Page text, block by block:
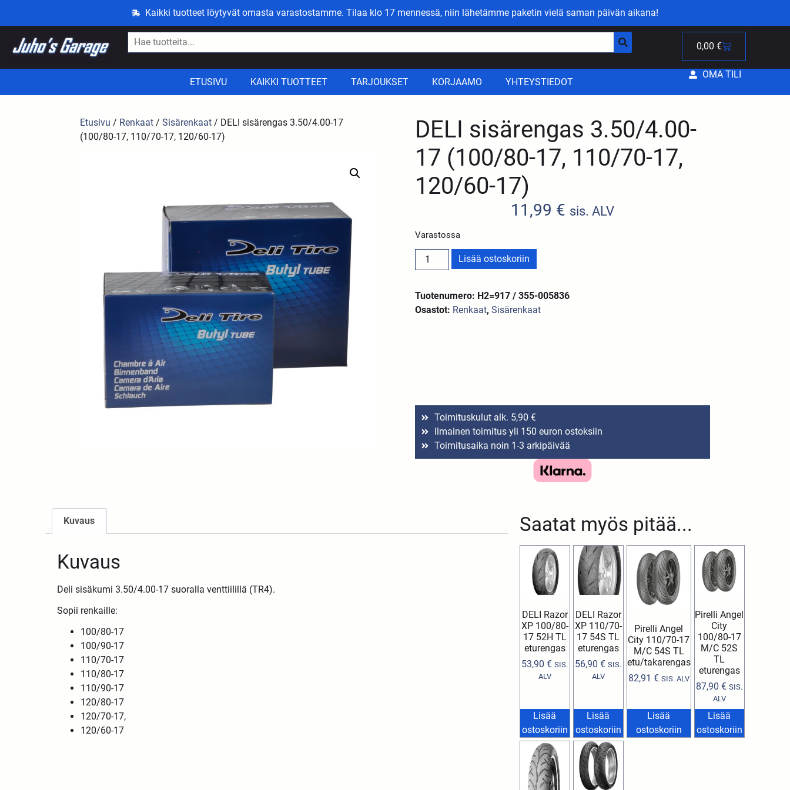
Kaikki tuotteet löytyvät omasta varastostamme. Tilaa klo 17 mennessä, niin lähetämme paketin vielä saman päivän aikana!
0,00 €
ETUSIVU KAIKKI TUOTTEET TARJOUKSET KORJAAMO YHTEYSTIEDOT
OMA TILI
Etusivu / Renkaat /Sisärenkaat / DELI sisärengas 3.50/4.00-17
(100/80-17, 110/70-17, 120/60-17)
DELI sisärengas 3.50/4.00-
17 (100/80-17, 110/70-17,
120/60-17)
11,99 € sis. ALV
Varastossa
Lisää ostoskoriin
Tuotenumero: H2=917 / 355-005836
Osastot: Renkaat,Sisärenkaat
Toimituskulut alk. 5,90 €
Ilmainen toimitus yli 150 euron ostoksiin
Toimitusaika noin 1-3 arkipäivää
Saatat myös pitää...
DELI Razor
XP 100/80-
17 52H TL
eturengas
53,90€ SIS.
ALV
Lisää
ostoskoriin
DELI Razor
XP 110/70-
17 54S TL
eturengas
56,90€ SIS.
ALV
Lisää
ostoskoriin
Pirelli Angel
City 110/70-17
M/C 54S TL
etu/takarengas
82,91 € SIS. ALV
Lisää
ostoskoriin
Pirelli Angel
City
100/80-17
M/C 52S
TL
eturengas
87,90€ SIS.
ALV
Lisää
ostoskoriin
Kuvaus
Kuvaus
Deli sisäkumi 3.50/4.00-17 suoralla venttiilillä (TR4).
Sopii renkaille:
100/80-17
100/90-17
110/70-17
110/80-17
110/90-17
120/80-17
120/70-17,
120/60-17